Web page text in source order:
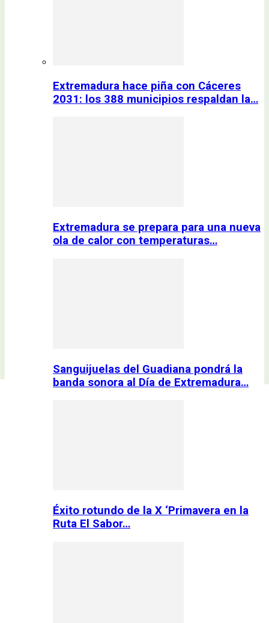
Extremadura hace piña con Cáceres
2031: los 388 municipios respaldan la…
Extremadura se prepara para una nueva
ola de calor con temperaturas…
Sanguijuelas del Guadiana pondrá la
banda sonora al Día de Extremadura…
Éxito rotundo de la X ‘Primavera en la
Ruta El Sabor…